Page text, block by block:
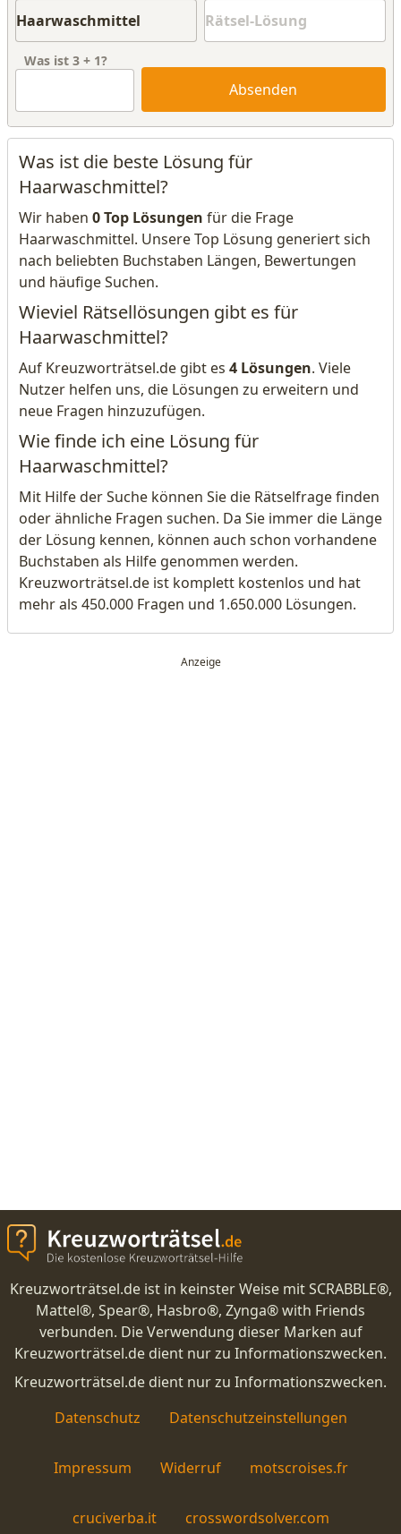
Was ist 3 + 1?
Absenden
Was ist die beste Lösung für
Haarwaschmittel?
Wir haben 0 Top Lösungen für die Frage
Haarwaschmittel. Unsere Top Lösung generiert sich
nach beliebten Buchstaben Längen, Bewertungen
und häufige Suchen.
Wieviel Rätsellösungen gibt es für
Haarwaschmittel?
Auf Kreuzworträtsel.de gibt es 4 Lösungen. Viele
Nutzer helfen uns, die Lösungen zu erweitern und
neue Fragen hinzuzufügen.
Wie finde ich eine Lösung für
Haarwaschmittel?
Mit Hilfe der Suche können Sie die Rätselfrage finden
oder ähnliche Fragen suchen. Da Sie immer die Länge
der Lösung kennen, können auch schon vorhandene
Buchstaben als Hilfe genommen werden.
Kreuzworträtsel.de ist komplett kostenlos und hat
mehr als 450.000 Fragen und 1.650.000 Lösungen.
Kreuzworträtsel.de ist in keinster Weise mit SCRABBLE®,
Mattel®, Spear®, Hasbro®, Zynga® with Friends
verbunden. Die Verwendung dieser Marken auf
Kreuzworträtsel.de dient nur zu Informationszwecken.
Kreuzworträtsel.de dient nur zu Informationszwecken.
Datenschutz
Datenschutzeinstellungen
Impressum Widerruf motscroises.fr
cruciverba.it crosswordsolver.com